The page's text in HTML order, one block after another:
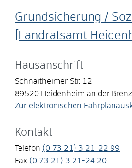
Grundsicherung /
[Landratsamt
Hausanschrift
Schnaitheimer Str. 12
89520 Heidenheim an der Brenz
Zur elektronischen
Kontakt
Telefon (0 73 21) 3 21-22 99
Fax (0 73 21) 3 21-24 20